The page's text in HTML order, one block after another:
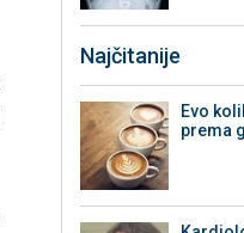
Najčitanije
Evo
prema